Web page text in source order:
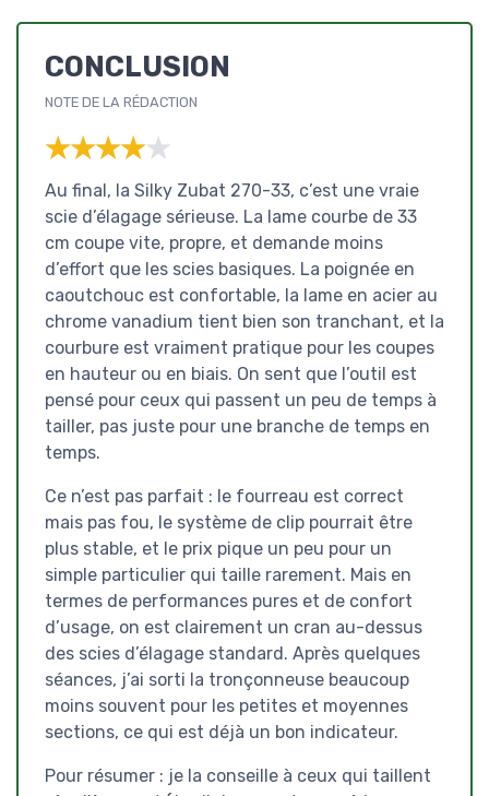
CONCLUSION
NOTE DE LA RÉDACTION
★★★★★
★★★★★
Au final, la Silky Zubat 270-33, c’est une vraie
scie d’élagage sérieuse. La lame courbe de 33
cm coupe vite, propre, et demande moins
d’effort que les scies basiques. La poignée en
caoutchouc est confortable, la lame en acier au
chrome vanadium tient bien son tranchant, et la
courbure est vraiment pratique pour les coupes
en hauteur ou en biais. On sent que l’outil est
pensé pour ceux qui passent un peu de temps à
tailler, pas juste pour une branche de temps en
temps.
Ce n’est pas parfait : le fourreau est correct
mais pas fou, le système de clip pourrait être
plus stable, et le prix pique un peu pour un
simple particulier qui taille rarement. Mais en
termes de performances pures et de confort
d’usage, on est clairement un cran au-dessus
des scies d’élagage standard. Après quelques
séances, j’ai sorti la tronçonneuse beaucoup
moins souvent pour les petites et moyennes
sections, ce qui est déjà un bon indicateur.
Pour résumer : je la conseille à ceux qui taillent